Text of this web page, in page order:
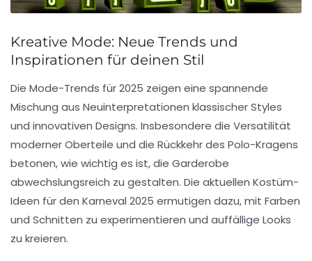
Kreative Mode: Neue Trends und
Inspirationen für deinen Stil
Die Mode-Trends für 2025 zeigen eine spannende
Mischung aus Neuinterpretationen klassischer Styles
und innovativen Designs. Insbesondere die Versatilität
moderner Oberteile und die Rückkehr des Polo-Kragens
betonen, wie wichtig es ist, die Garderobe
abwechslungsreich zu gestalten. Die aktuellen Kostüm-
Ideen für den Karneval 2025 ermutigen dazu, mit Farben
und Schnitten zu experimentieren und auffällige Looks
zu kreieren.